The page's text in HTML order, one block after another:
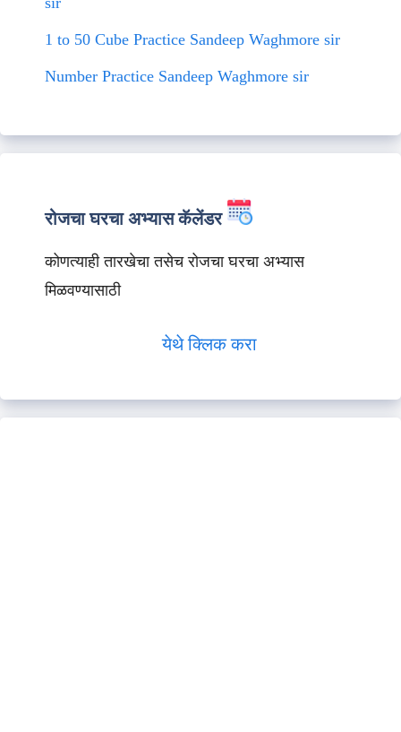
1 to 50 Cube Practice Sandeep Waghmore sir
Number Practice Sandeep Waghmore sir
रोजचा घरचा अभ्यास कॅलेंडर
कोणत्याही तारखेचा तसेच रोजचा घरचा अभ्यास
मिळवण्यासाठी
येथे क्लिक करा